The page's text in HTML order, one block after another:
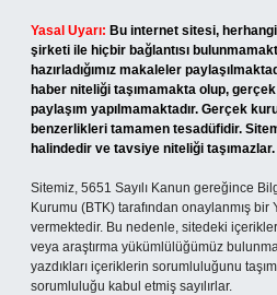
Yasal Uyarı: Bu internet sitesi,
şirketi ile hiçbir bağlantısı
hazırladığımız makaleler
haber niteliği taşımamakta olup,
paylaşım yapılmamaktadır. Gerçek
benzerlikleri tamamen tesadüfidir.
halindedir ve tavsiye niteliği taşımazlar.
Sitemiz, 5651 Sayılı Kanun gereğince
Kurumu (BTK) tarafından onaylanmış bir
vermektedir. Bu nedenle, sitedeki
veya araştırma yükümlülüğümüz
yazdıkları içeriklerin sorumluluğunu
sorumluluğu kabul etmiş sayılırlar.